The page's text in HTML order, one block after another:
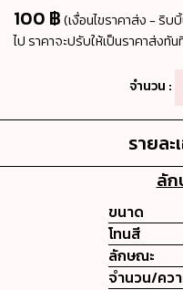
100 ฿(เงื่อนไขราคาส่ง - ริบ
ไป ราคาจะปรับให้เป็นราคาส่งทัน
จำนวน :
รายล
ลั
ขนาด
โทนสี
ลักษณะ
จำนวน/คว